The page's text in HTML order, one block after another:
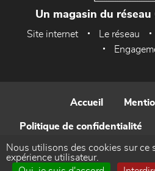
Un magasin du
Site internet Le réseau
Accueil
Politique de confidentialité
Contact
Nous utilisons des cookies sur ce
expérience utilisateur.